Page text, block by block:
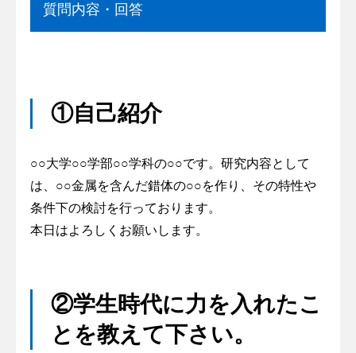
質問内容・回答
①自己紹介
○○大学○○学部○○学科の○○です。研究内容として
は、○○金属を含んだ錯体の○○を作り、その特性や
条件下の検討を行っております。
本日はよろしくお願いします。
②学生時代に力を入れたこ
とを教えて下さい。